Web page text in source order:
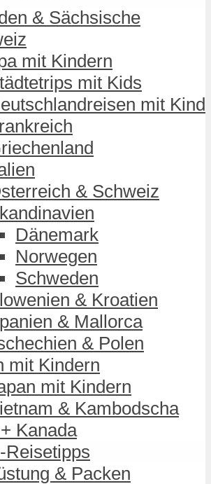
& Sächsische
mit Kindern
mit Kids
mit Kind
& Schweiz
Dänemark
Norwegen
Schweden
& Kroatien
& Mallorca
& Polen
mit Kindern
mit Kindern
& Kambodscha
Kanada
Reisetipps
& Packen